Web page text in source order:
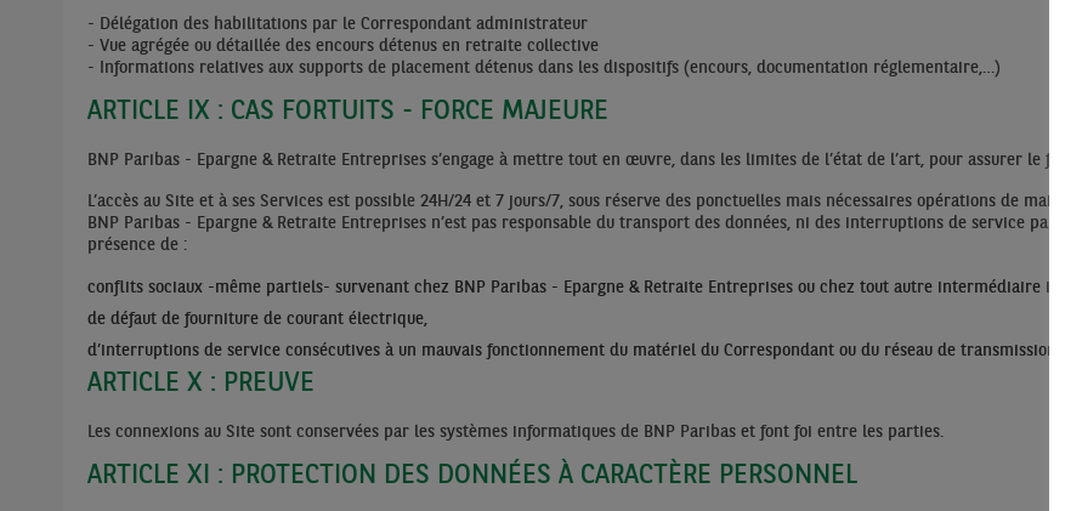
- Délégation des habilitations par le Correspondant administrateur
- Vue agrégée ou détaillée des encours détenus en retraite collective
- Informations relatives aux supports de placement détenus dans les dispositifs (encours, documentation réglementaire,…)
ARTICLE IX : CAS FORTUITS - FORCE MAJEURE
BNP Paribas - Epargne & Retraite Entreprises s’engage à mettre tout en œuvre, dans les limites de l’état de l’art, pour assurer le
L’accès au Site et à ses Services est possible 24H/24 et 7 jours/7, sous réserve des ponctuelles mais nécessaires opérations de
BNP Paribas - Epargne & Retraite Entreprises n’est pas responsable du transport des données, ni des interruptions de service
présence de :
conflits sociaux -même partiels- survenant chez BNP Paribas - Epargne & Retraite Entreprises ou chez tout autre intermédiaire
de défaut de fourniture de courant électrique,
d’interruptions de service consécutives à un mauvais fonctionnement du matériel du Correspondant ou du réseau de transmission.
ARTICLE X : PREUVE
Les connexions au Site sont conservées par les systèmes informatiques de BNP Paribas et font foi entre les parties.
ARTICLE XI : PROTECTION DES DONNÉES À CARACTÈRE PERSONNEL